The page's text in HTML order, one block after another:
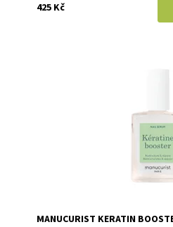
425 Kč
MANUCURIST KERATIN